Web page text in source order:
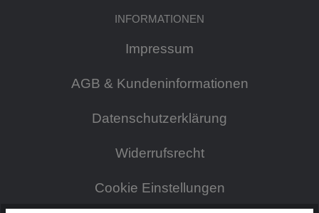
INFORMATIONEN
Impressum
AGB & Kundeninformationen
Datenschutzerklärung
Widerrufsrecht
Cookie Einstellungen